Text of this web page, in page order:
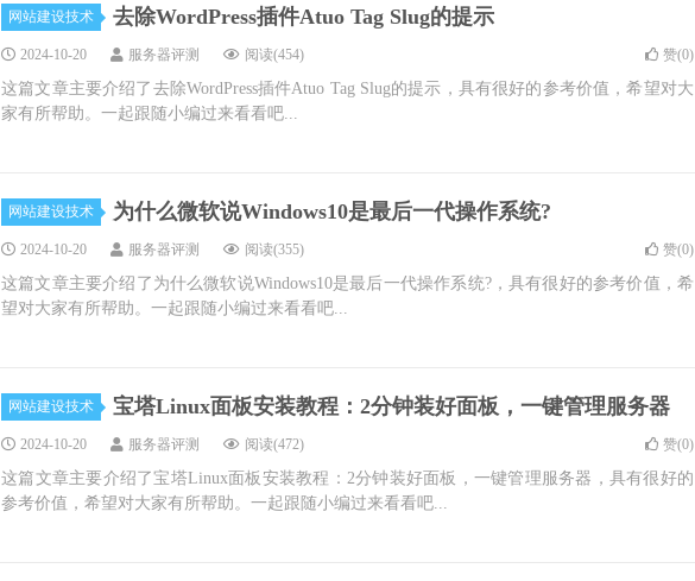
网站建设技术 去除WordPress插件Atuo Tag Slug的提示
2024-10-20 服务器评测 阅读(454) 赞(0)
这篇文章主要介绍了去除WordPress插件Atuo Tag Slug的提示，具有很好的参考价值，希望对大
家有所帮助。一起跟随小编过来看看吧...
网站建设技术 为什么微软说Windows10是最后一代操作系统?
2024-10-20 服务器评测 阅读(355) 赞(0)
这篇文章主要介绍了为什么微软说Windows10是最后一代操作系统?，具有很好的参考价值，希
望对大家有所帮助。一起跟随小编过来看看吧...
网站建设技术 宝塔Linux面板安装教程：2分钟装好面板，一键管理服务器
2024-10-20 服务器评测 阅读(472) 赞(0)
这篇文章主要介绍了宝塔Linux面板安装教程：2分钟装好面板，一键管理服务器，具有很好的
参考价值，希望对大家有所帮助。一起跟随小编过来看看吧...